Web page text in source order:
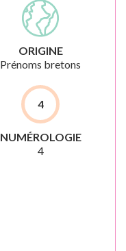
ORIGINE
Prénoms bretons
4
NUMÉROLOGIE
4